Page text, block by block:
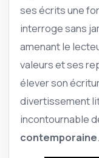
ses écrits une
interroge sans
amenant le
valeurs et ses
élever son
divertissement
incontournable
contemporaine.